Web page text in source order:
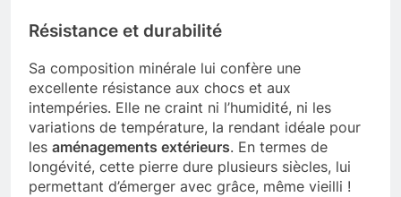
Résistance et durabilité
Sa composition minérale lui confère une
excellente résistance aux chocs et aux
intempéries. Elle ne craint ni l’humidité, ni les
variations de température, la rendant idéale pour
les aménagements extérieurs. En termes de
longévité, cette pierre dure plusieurs siècles, lui
permettant d’émerger avec grâce, même vieilli !